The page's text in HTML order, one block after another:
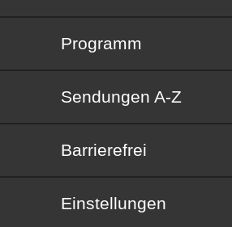
Programm
Sendungen von A bis Z
Sendungen A-Z
Barrierefrei
Barrierefrei
Einstellungen